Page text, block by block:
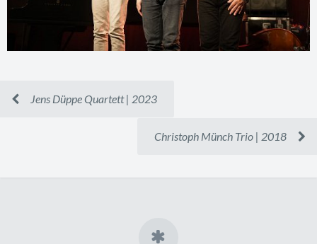
Jens Düppe Quartett | 2023
Christoph Münch Trio | 2018